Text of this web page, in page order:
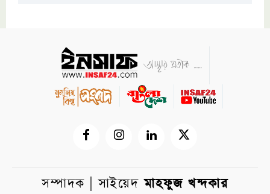
সম্পাদক | সাইয়েদমাহফুজ খন্দকার